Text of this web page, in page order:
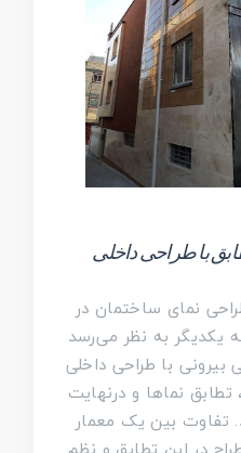
نمای ساختمان در
یکدیگر به نظر می‌رسد
با طراحی داخلی
نماها و درنهایت
تفاوت بین یک معمار